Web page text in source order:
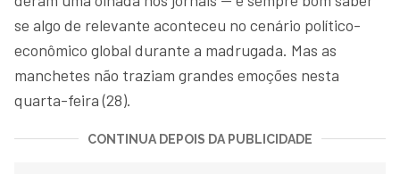
se algo de relevante aconteceu no cenário político-
econômico global durante a madrugada. Mas as
manchetes não traziam grandes emoções nesta
quarta-feira (28).
CONTINUA DEPOIS DA PUBLICIDADE